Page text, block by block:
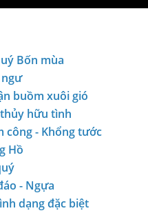
Bốn mùa
buồm xuôi gió
hữu tình
công - Khổng tước
Hồ
- Ngựa
dạng đặc biệt